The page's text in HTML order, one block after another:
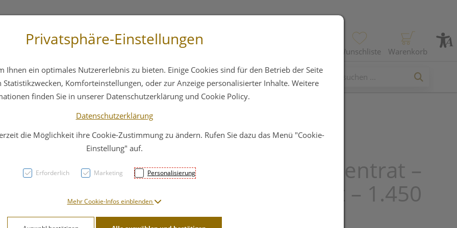
Wunschliste Warenkorb
Hautpflege Familie Nahrungsergänzung
Montmorency
Sauerkirsch Konzentrat –
hochkonzentriert – 1.450
Montmorency-
Privatsphäre-Einstellungen
Ihnen ein optimales Nutzererlebnis zu bieten. Einige Cookies sind für den Betrieb der Seite
Komforteinstellungen, oder zur Anzeige personalisierter Inhalte. Weitere
finden Sie in unserer Datenschutzerklärung und Cookie Policy.
Datenschutzerklärung
die Möglichkeit ihre Cookie-Zustimmung zu ändern. Rufen Sie dazu das Menü "Cookie-
Einstellung" auf.
Erforderlich Marketing Personalisierung
Mehr Cookie-Infos einblenden